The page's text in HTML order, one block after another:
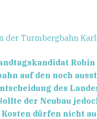
auf den noch
des
der Neubau
dürfen nicht